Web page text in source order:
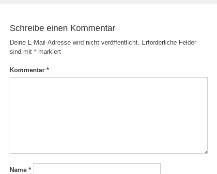
Schreibe einen Kommentar
Deine E-Mail-Adresse wird nicht veröffentlicht.
Erforderliche Felder
sind mit *markiert
Kommentar *
Name *